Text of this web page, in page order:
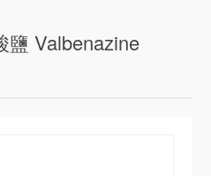
鹽 Valbenazine